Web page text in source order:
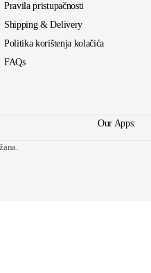
Pravila pristupačnosti
Shipping & Delivery
Politika korištenja kolačića
FAQs
Our Apps: